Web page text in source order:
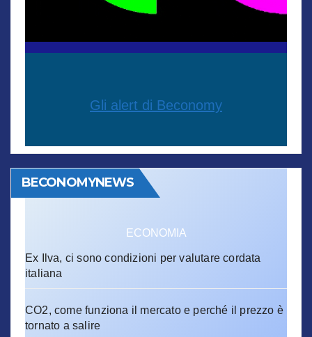
Gli alert di Beconomy
BECONOMYNEWS
ECONOMIA
Ex Ilva, ci sono condizioni per valutare cordata
italiana
CO2, come funziona il mercato e perché il prezzo è
tornato a salire